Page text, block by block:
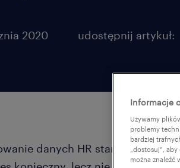
2020 udostępnij artykuł:
danych HR stanowiło dla
Informacje
Używamy
problemy
bardziej
„dostosuj”,
można znaleźć